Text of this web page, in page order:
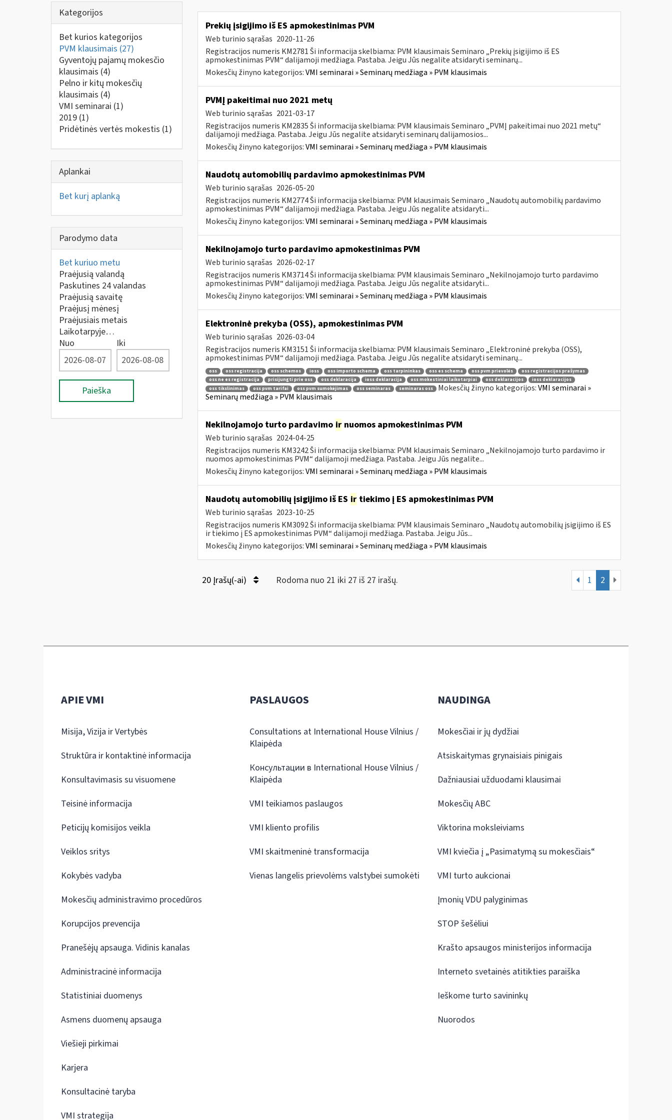
Kategorijos
Bet kurios kategorijos
PVM klausimais (27)
Gyventojų pajamų mokesčio
klausimais (4)
Pelno ir kitų mokesčių
klausimais (4)
VMI seminarai (1)
2019 (1)
Pridėtinės vertės mokestis (1)
Aplankai
Bet kurį aplanką
Parodymo data
Bet kuriuo metu
Praėjusią valandą
Paskutines 24 valandas
Praėjusią savaitę
Praėjusį mėnesį
Praėjusiais metais
Laikotarpyje…
Nuo
Iki
Paieška
Prekių įsigijimo iš ES apmokestinimas PVM
Web turinio sąrašas 2020-11-26
Registracijos numeris KM2781 Ši informacija skelbiama: PVM klausimais Seminaro „Prekių įsigijimo iš ES
apmokestinimas PVM“ dalijamoji medžiaga. Pastaba. Jeigu Jūs negalite atsidaryti seminarų...
Mokesčių žinyno kategorijos:VMI seminarai » Seminarų medžiaga » PVM klausimais
PVMĮ pakeitimai nuo 2021 metų
Web turinio sąrašas 2021-03-17
Registracijos numeris KM2835 Ši informacija skelbiama: PVM klausimais Seminaro „PVMĮ pakeitimai nuo 2021 metų“
dalijamoji medžiaga. Pastaba. Jeigu Jūs negalite atsidaryti seminarų dalijamosios...
Mokesčių žinyno kategorijos:VMI seminarai » Seminarų medžiaga » PVM klausimais
Naudotų automobilių pardavimo apmokestinimas PVM
Web turinio sąrašas 2026-05-20
Registracijos numeris KM2774 Ši informacija skelbiama: PVM klausimais Seminaro „Naudotų automobilių pardavimo
apmokestinimas PVM“ dalijamoji medžiaga. Pastaba. Jeigu Jūs negalite atsidaryti...
Mokesčių žinyno kategorijos:VMI seminarai » Seminarų medžiaga » PVM klausimais
Nekilnojamojo turto pardavimo apmokestinimas PVM
Web turinio sąrašas 2026-02-17
Registracijos numeris KM3714 Ši informacija skelbiama: PVM klausimais Seminaro „Nekilnojamojo turto pardavimo
apmokestinimas PVM“ dalijamoji medžiaga. Pastaba. Jeigu Jūs negalite atsidaryti...
Mokesčių žinyno kategorijos:VMI seminarai » Seminarų medžiaga » PVM klausimais
Elektroninė prekyba (OSS), apmokestinimas PVM
Web turinio sąrašas 2026-03-04
Registracijos numeris KM3151 Ši informacija skelbiama: PVM klausimais Seminaro „Elektroninė prekyba (OSS),
apmokestinimas PVM“ dalijamoji medžiaga. Pastaba. Jeigu Jūs negalite atsidaryti seminarų...
oss oss registracija oss schemos ioss oss importo schema oss tarpininkas oss es schema oss pvm prievolės
oss registracijos prašymas
oss ne es registracija
prisijungti prie oss oss deklaracija ioss deklaracija oss mokestiniai laikotarpiai oss deklaracijos
ioss deklaracijos
oss tikslinimas
oss pvm tarifai oss pvm sumokėjimas oss seminaras seminaras oss Mokesčių žinyno kategorijos:VMI seminarai »
Seminarų medžiaga » PVM klausimais
Nekilnojamojo turto pardavimo irnuomos apmokestinimas PVM
Web turinio sąrašas 2024-04-25
Registracijos numeris KM3242 Ši informacija skelbiama: PVM klausimais Seminaro „Nekilnojamojo turto pardavimo ir
nuomos apmokestinimas PVM“ dalijamoji medžiaga. Pastaba. Jeigu Jūs negalite...
Mokesčių žinyno kategorijos:VMI seminarai » Seminarų medžiaga » PVM klausimais
Naudotų automobilių įsigijimo iš ES irtiekimo į ES apmokestinimas PVM
Web turinio sąrašas 2023-10-25
Registracijos numeris KM3092 Ši informacija skelbiama: PVM klausimais Seminaro „Naudotų automobilių įsigijimo iš ES
ir tiekimo į ES apmokestinimas PVM“ dalijamoji medžiaga. Pastaba. Jeigu Jūs...
Mokesčių žinyno kategorijos:VMI seminarai » Seminarų medžiaga » PVM klausimais
20 Įrašų(-ai) Rodoma nuo 21 iki 27 iš 27 irašų. 1 2
APIE VMI
Misija, Vizija ir Vertybės
Struktūra ir kontaktinė informacija
Konsultavimasis su visuomene
Teisinė informacija
Peticijų komisijos veikla
Veiklos sritys
Kokybės vadyba
Mokesčių administravimo procedūros
Korupcijos prevencija
Pranešėjų apsauga. Vidinis kanalas
Administracinė informacija
Statistiniai duomenys
Asmens duomenų apsauga
Viešieji pirkimai
Karjera
Konsultacinė taryba
VMI strategija
PASLAUGOS
Consultations at International House Vilnius /
Klaipėda
Консультации в International House Vilnius /
Klaipėda
VMI teikiamos paslaugos
VMI kliento profilis
VMI skaitmeninė transformacija
Vienas langelis prievolėms valstybei sumokėti
NAUDINGA
Mokesčiai ir jų dydžiai
Atsiskaitymas grynaisiais pinigais
Dažniausiai užduodami klausimai
Mokesčių ABC
Viktorina moksleiviams
VMI kviečia į „Pasimatymą su mokesčiais“
VMI turto aukcionai
Įmonių VDU palyginimas
STOP šešėliui
Krašto apsaugos ministerijos informacija
Interneto svetainės atitikties paraiška
Ieškome turto savininkų
Nuorodos